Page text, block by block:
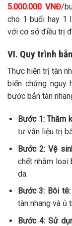
5.000.000 VNĐ/
cho 1 buổi hay 1
với cơ sở điều trị
VI. Quy trình
Thực hiện trị tàn
biến chứng
bước bắn tàn
Bước 1: Thăm
tư vấn liệu trị
Bước 2: Vệ
chết nhằm loại
da.
Bước 3: Bôi tê:
tàn nhang và ủ
Bước 4: Sử